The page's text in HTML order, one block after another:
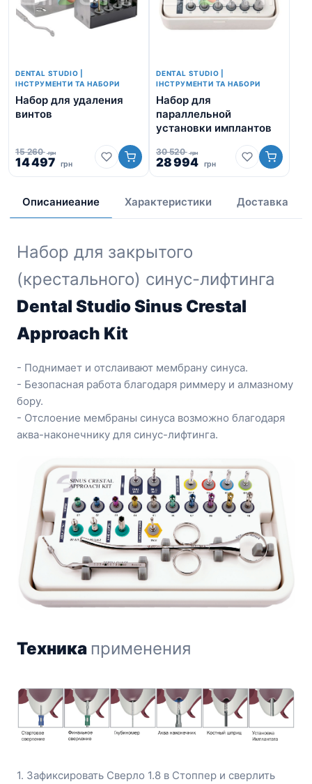
DENTAL STUDIO |
ІНСТРУМЕНТИ ТА НАБОРИ
Набор для удаления
винтов
15 260 грн
Первоначальная
цена
15
260
грн.
14 497 грнТекущая
цена:
497
грн.
DENTAL STUDIO |
ІНСТРУМЕНТИ ТА НАБОРИ
Набор для
параллельной
установки имплантов
30 520 грн
Первоначальная
цена
30
520
грн.
28 994 грнТекущая
цена:
994
грн.
Описаниеание Характеристики Доставка
Набор для закрытого
(крестального) синус-лифтинга
Dental Studio Sinus Crestal
Approach Kit
- Поднимает и отслаивают мембрану синуса.
- Безопасная работа благодаря риммеру и алмазному
бору.
- Отслоение мембраны синуса возможно благодаря
аква-наконечнику для синус-лифтинга.
Техника применения
1. Зафиксировать Сверло 1.8 в Стоппер и сверлить